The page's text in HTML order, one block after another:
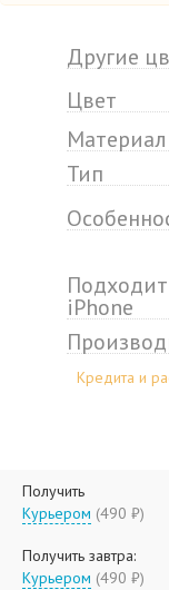
Другие
Цвет
Материал
Тип
iPhone
Кредита и
Получить
Курьером (490
Получить завтра:
Курьером (490